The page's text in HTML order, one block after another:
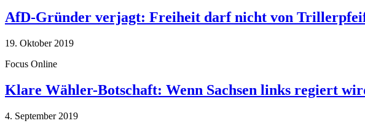
AfD-Gründer verjagt: Freiheit darf nicht von
19. Oktober 2019
Focus Online
Klare Wähler-Botschaft: Wenn Sachsen links regiert
4. September 2019